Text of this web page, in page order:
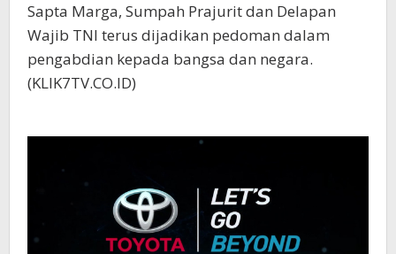
Sapta Marga, Sumpah Prajurit dan Delapan
Wajib TNI terus dijadikan pedoman dalam
pengabdian kepada bangsa dan negara.
(KLIK7TV.CO.ID)